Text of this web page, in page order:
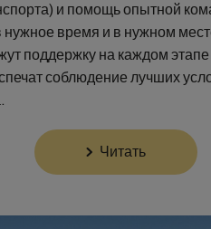
и помощь опытной
нужное время и в нужном
поддержку на каждом этапе
соблюдение лучших
Читать